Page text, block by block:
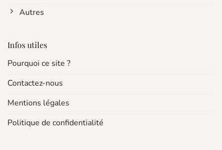
Autres
Infos utiles
Pourquoi ce site ?
Contactez-nous
Mentions légales
Politique de confidentialité